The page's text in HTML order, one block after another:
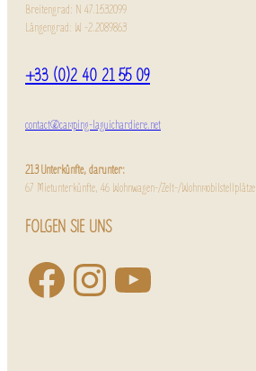
Breitengrad: N 47.1532099
Längengrad: W -2.2089863
+33 (0)2 40 21 55 09
contact@camping-laguichardiere.net
213 Unterkünfte, darunter:
67 Mietunterkünfte, 46 Wohnwagen-/Zelt-/Wohnmobilstellplätze
FOLGEN SIE UNS